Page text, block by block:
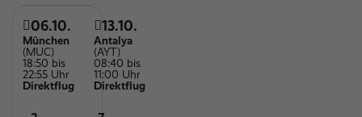
06.10.
München
(MUC)
18:50 bis
22:55 Uhr
Direktflug
13.10.
Antalya
(AYT)
08:40 bis
11:00 Uhr
Direktflug